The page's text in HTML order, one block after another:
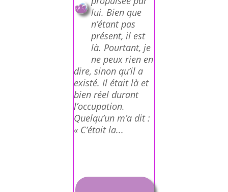
lui. Bien que
n’étant pas
présent, il est
là. Pourtant, je
ne peux rien en
dire, sinon qu’il a
existé. Il était là et
bien réel durant
l’occupation.
Quelqu’un m’a dit :
« C’était la...